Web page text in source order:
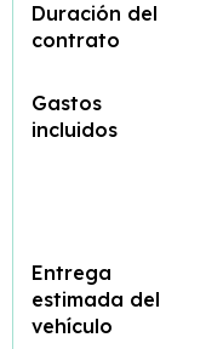
Duración del
contrato
Gastos
incluidos
Entrega
estimada del
vehículo